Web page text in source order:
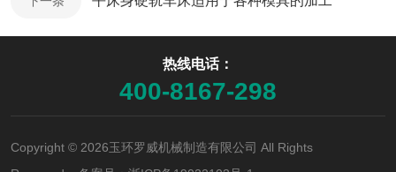
热线电话：
400-8167-298
Copyright © 2026玉环罗威机械制造有限公司 All Rights